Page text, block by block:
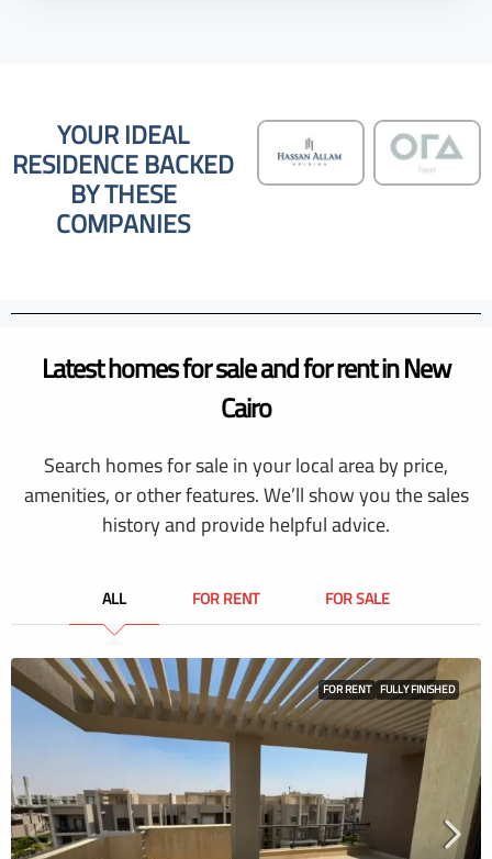
YOUR IDEAL
RESIDENCE BACKED
BY THESE
COMPANIES
Latest homes for sale and for rent in New
Cairo
Search homes for sale in your local area by price,
amenities, or other features. We’ll show you the sales
history and provide helpful advice.
ALL FOR RENT FOR SALE
FOR RENT FULLY FINISHED